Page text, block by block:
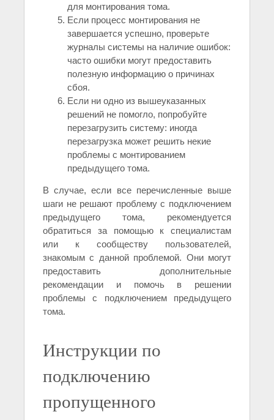
для монтирования тома.
Если процесс монтирования не
завершается успешно, проверьте
журналы системы на наличие ошибок:
часто ошибки могут предоставить
полезную информацию о причинах
сбоя.
Если ни одно из вышеуказанных
решений не помогло, попробуйте
перезагрузить систему: иногда
перезагрузка может решить некие
проблемы с монтированием
предыдущего тома.
В случае, если все перечисленные выше
шаги не решают проблему с подключением
предыдущего тома, рекомендуется
обратиться за помощью к специалистам
или к сообществу пользователей,
знакомым с данной проблемой. Они могут
предоставить дополнительные
рекомендации и помочь в решении
проблемы с подключением предыдущего
тома.
Инструкции по
подключению
пропущенного